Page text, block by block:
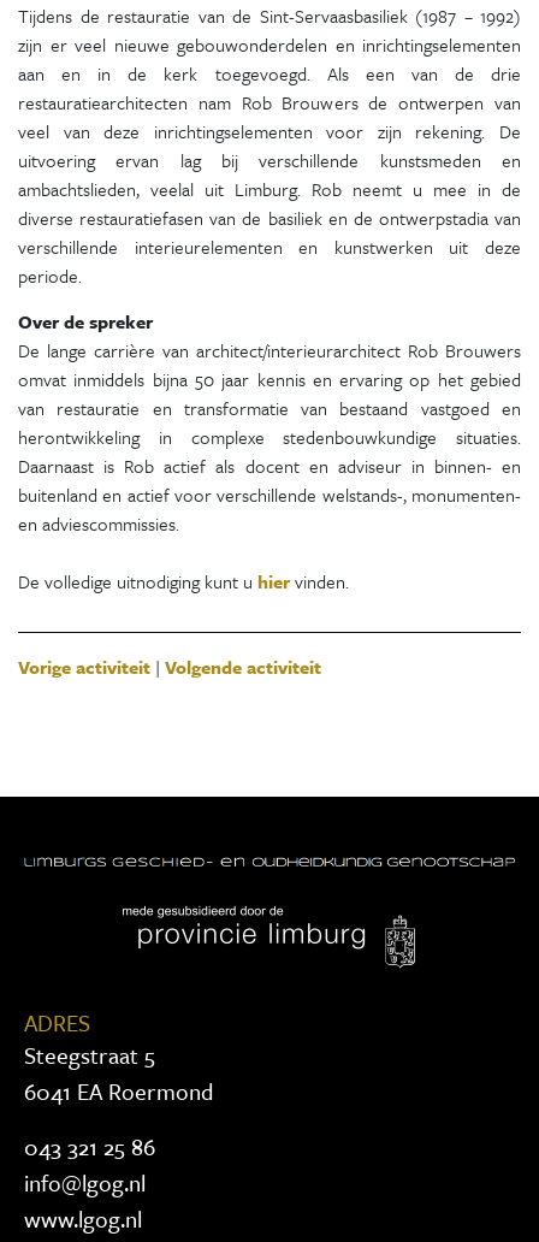
Tijdens de restauratie van de Sint-Servaasbasiliek (1987 – 1992)
zijn er veel nieuwe gebouwonderdelen en inrichtingselementen
aan en in de kerk toegevoegd. Als een van de drie
restauratiearchitecten nam Rob Brouwers de ontwerpen van
veel van deze inrichtingselementen voor zijn rekening. De
uitvoering ervan lag bij verschillende kunstsmeden en
ambachtslieden, veelal uit Limburg. Rob neemt u mee in de
diverse restauratiefasen van de basiliek en de ontwerpstadia van
verschillende interieurelementen en kunstwerken uit deze
periode.
Over de spreker
De lange carrière van architect/interieurarchitect Rob Brouwers
omvat inmiddels bijna 50 jaar kennis en ervaring op het gebied
van restauratie en transformatie van bestaand vastgoed en
herontwikkeling in complexe stedenbouwkundige situaties.
Daarnaast is Rob actief als docent en adviseur in binnen- en
buitenland en actief voor verschillende welstands-, monumenten-
en adviescommissies.
De volledige uitnodiging kunt u hiervinden.
Vorige activiteit | Volgende activiteit
ADRES
Steegstraat 5
6041 EA Roermond
043 321 25 86
info@lgog.nl
www.lgog.nl